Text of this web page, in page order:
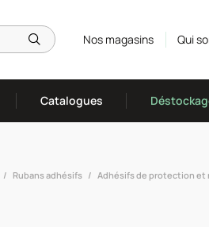
Nos magasins Qui
Catalogues
Rubans adhésifs Adhésifs de protection et